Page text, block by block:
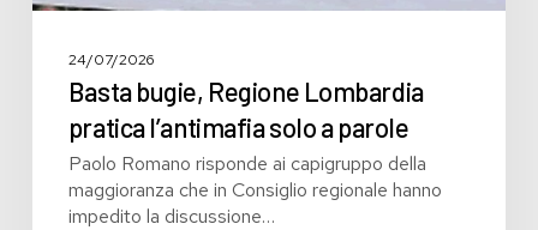
24/07/2026
Basta bugie, Regione Lombardia
pratica l’antimafia solo a parole
Paolo Romano risponde ai capigruppo della
maggioranza che in Consiglio regionale hanno
impedito la discussione…